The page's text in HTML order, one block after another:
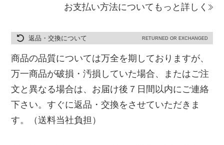
お支払い方法についてもっと詳しく
返品・交換について RETURNED OR EXCHANGED
商品の品質については万全を期しておりますが、
万一商品が破損・汚損していた場合、またはご注
文と異なる場合は、お届け後７日間以内にご連絡
下さい。すぐに返品・交換をさせていただきま
す。（送料当社負担）